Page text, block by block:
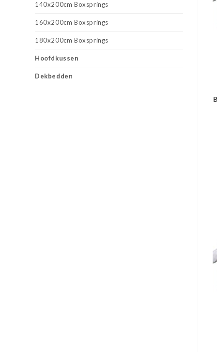
140x200cm Boxsprings
160x200cm Boxsprings
180x200cm Boxsprings
Hoofdkussen
Dekbedden